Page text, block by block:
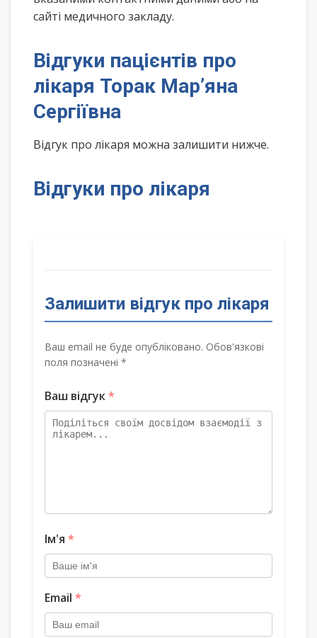
сайті медичного закладу.
Відгуки пацієнтів про
лікаря Торак Мар’яна
Сергіївна
Відгук про лікаря можна залишити нижче.
Відгуки про лікаря
Залишити відгук про лікаря
Ваш email не буде опубліковано. Обов'язкові
поля позначені *
Ваш відгук*
Ім'я *
Email *